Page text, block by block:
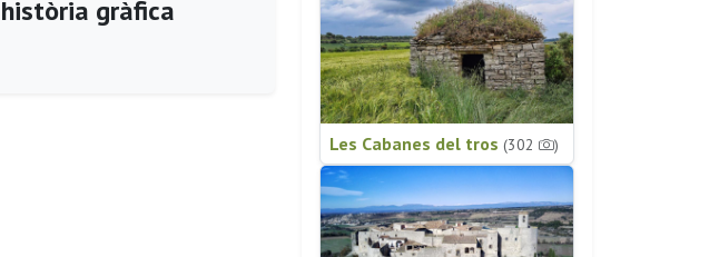
gràfica
Les Cabanes del tros (302 )